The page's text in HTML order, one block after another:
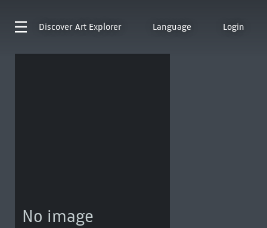
Discover Art Explorer Language Login
No image